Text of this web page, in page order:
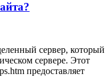
сервер, который
сервере. Этот
предоставляет